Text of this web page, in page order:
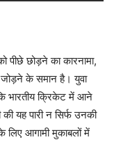
पीछे छोड़ने का कारनामा,
के समान है। युवा
भारतीय क्रिकेट में आने
यह पारी न सिर्फ उनकी
लिए आगामी मुकाबलों में